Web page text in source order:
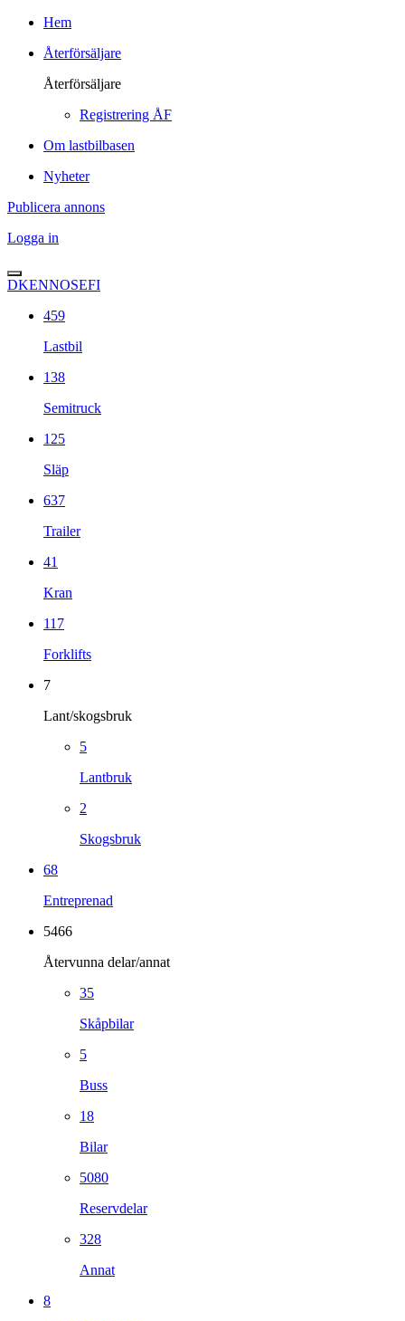
Hem
Återförsäljare
Återförsäljare
Registrering ÅF
Om lastbilbasen
Nyheter
Publicera annons
Logga in
DKENNOSEFI
459
Lastbil
138
Semitruck
125
Släp
637
Trailer
41
Kran
117
Forklifts
7
Lant/skogsbruk
5
Lantbruk
2
Skogsbruk
68
Entreprenad
5466
Återvunna delar/annat
35
Skåpbilar
5
Buss
18
Bilar
5080
Reservdelar
328
Annat
8